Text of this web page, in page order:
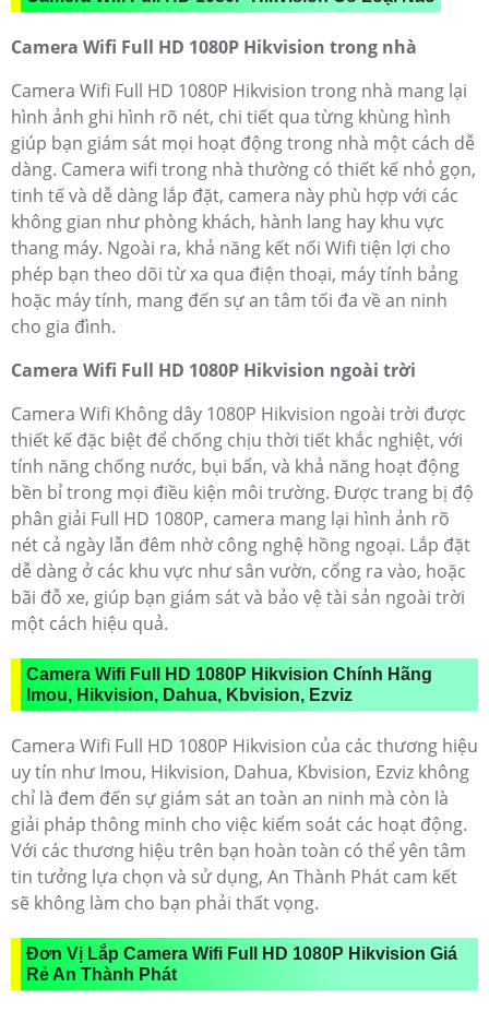
Camera Wifi Full HD 1080P Hikvision trong nhà
Camera Wifi Full HD 1080P Hikvision trong nhà mang lại
hình ảnh ghi hình rõ nét, chi tiết qua từng khùng hình
giúp bạn giám sát mọi hoạt động trong nhà một cách dễ
dàng. Camera wifi trong nhà thường có thiết kế nhỏ gọn,
tinh tế và dễ dàng lắp đặt, camera này phù hợp với các
không gian như phòng khách, hành lang hay khu vực
thang máy. Ngoài ra, khả năng kết nối Wifi tiện lợi cho
phép bạn theo dõi từ xa qua điện thoại, máy tính bảng
hoặc máy tính, mang đến sự an tâm tối đa về an ninh
cho gia đình.
Camera Wifi Full HD 1080P Hikvision ngoài trời
Camera Wifi Không dây 1080P Hikvision ngoài trời được
thiết kế đặc biệt để chống chịu thời tiết khắc nghiệt, với
tính năng chống nước, bụi bẩn, và khả năng hoạt động
bền bỉ trong mọi điều kiện môi trường. Được trang bị độ
phân giải Full HD 1080P, camera mang lại hình ảnh rõ
nét cả ngày lẫn đêm nhờ công nghệ hồng ngoại. Lắp đặt
dễ dàng ở các khu vực như sân vườn, cổng ra vào, hoặc
bãi đỗ xe, giúp bạn giám sát và bảo vệ tài sản ngoài trời
một cách hiệu quả.
Camera Wifi Full HD 1080P Hikvision Chính Hãng
Imou, Hikvision, Dahua, Kbvision, Ezviz
Camera Wifi Full HD 1080P Hikvision của các thương hiệu
uy tín như Imou, Hikvision, Dahua, Kbvision, Ezviz không
chỉ là đem đến sự giám sát an toàn an ninh mà còn là
giải pháp thông minh cho việc kiểm soát các hoạt động.
Với các thương hiệu trên bạn hoàn toàn có thể yên tâm
tin tưởng lựa chọn và sử dụng, An Thành Phát cam kết
sẽ không làm cho bạn phải thất vọng.
Đơn Vị Lắp Camera Wifi Full HD 1080P Hikvision Giá
Rẻ An Thành Phát